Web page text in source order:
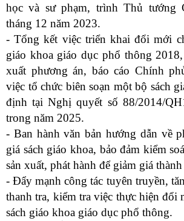
học và sư phạm, trình Thủ tướng
tháng 12 năm 2023.
- Tổng kết việc triển khai đổi mới
giáo khoa giáo dục phổ thông
xuất phương án, báo cáo Chính
việc tổ chức biên soạn một bộ sách
định tại Nghị quyết số 88/2014/
trong năm 2025.
- Ban hành văn bản hướng dẫn về
giá sách giáo khoa, bảo đảm kiểm
sản xuất, phát hành để giảm giá
- Đẩy mạnh công tác tuyên truyền,
thanh tra, kiểm tra việc thực hiện đổi
sách giáo khoa giáo dục phổ thông.